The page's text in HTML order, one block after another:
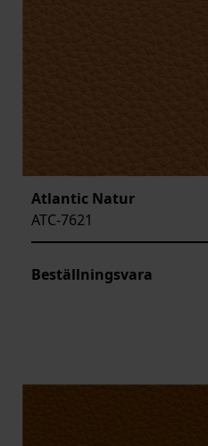
Atlantic Natur
ATC-7621
Beställningsvara